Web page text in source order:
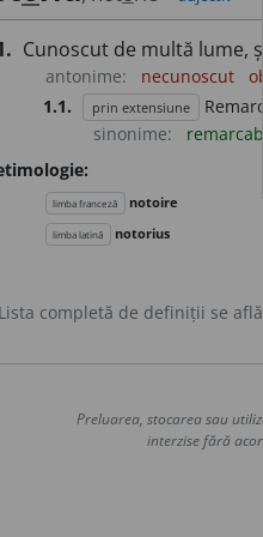
Cunoscut de multă lume,
antonime: necunoscut
1.1.
prin extensiune
sinonime:
limba franceză notoire
limba latină notorius
Lista completă de definiții se
Preluarea, stocarea sau
interzise fără